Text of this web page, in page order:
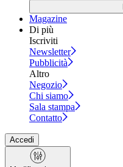
Magazine
Di più
Iscriviti
Newsletter
Pubblicità
Altro
Negozio
Chi siamo
Sala stampa
Contatto
Accedi